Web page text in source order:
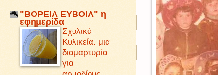
"ΒΟΡΕΙΑ ΕΥΒΟΙΑ" η
εφημερίδα
Σχολικά
Κυλικεία, μια
διαμαρτυρία
για